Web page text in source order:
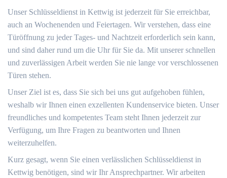
Unser Schlüsseldienst in Kettwig ist jederzeit für Sie erreichbar,
auch an Wochenenden und Feiertagen. Wir verstehen, dass eine
Türöffnung zu jeder Tages- und Nachtzeit erforderlich sein kann,
und sind daher rund um die Uhr für Sie da. Mit unserer schnellen
und zuverlässigen Arbeit werden Sie nie lange vor verschlossenen
Türen stehen.
Unser Ziel ist es, dass Sie sich bei uns gut aufgehoben fühlen,
weshalb wir Ihnen einen exzellenten Kundenservice bieten. Unser
freundliches und kompetentes Team steht Ihnen jederzeit zur
Verfügung, um Ihre Fragen zu beantworten und Ihnen
weiterzuhelfen.
Kurz gesagt, wenn Sie einen verlässlichen Schlüsseldienst in
Kettwig benötigen, sind wir Ihr Ansprechpartner. Wir arbeiten